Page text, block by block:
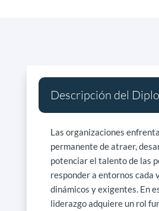
Descripción del
Las organizaciones
permanente de atraer,
potenciar el talento de las
responder a entornos cada
dinámicos y exigentes. En
liderazgo adquiere un rol